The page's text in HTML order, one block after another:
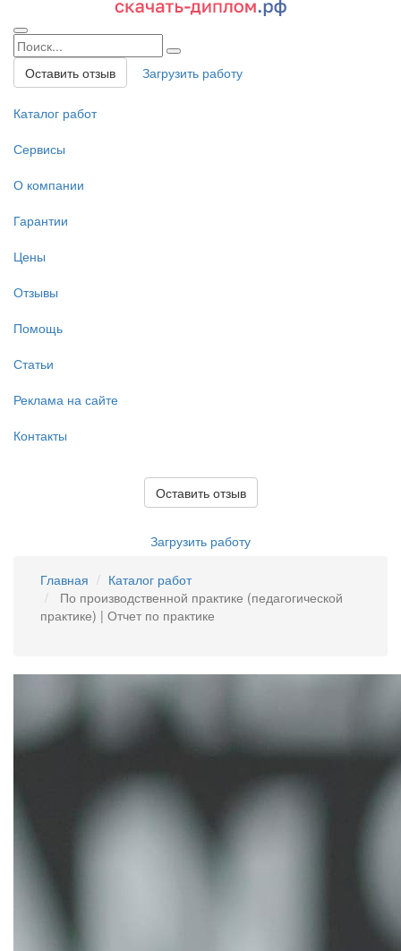
Оставить отзыв Загрузить работу
Каталог работ
Сервисы
О компании
Гарантии
Цены
Отзывы
Помощь
Статьи
Реклама на сайте
Контакты
Оставить отзыв
Загрузить работу
Главная
Каталог работ
По производственной практике (педагогической
практике) | Отчет по практике